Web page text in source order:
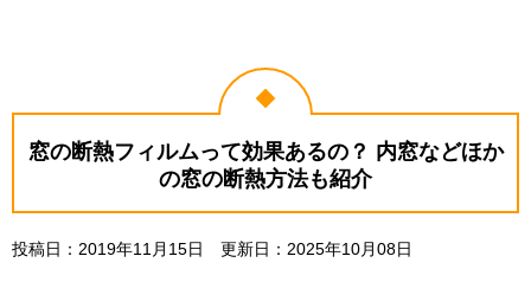
窓の断熱フィルムって効果あるの？ 内窓などほか
の窓の断熱方法も紹介
投稿日： 2019年11月15日 更新日： 2025年10月08日